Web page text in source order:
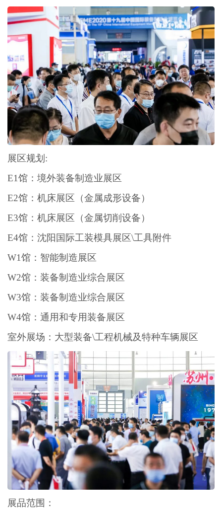
展区规划:
E1馆：境外装备制造业展区
E2馆：机床展区（金属成形设备）
E3馆：机床展区（金属切削设备）
E4馆：沈阳国际工装模具展区\工具附件
W1馆：智能制造展区
W2馆：装备制造业综合展区
W3馆：装备制造业综合展区
W4馆：通用和专用装备展区
室外展场：大型装备\工程机械及特种车辆展区
展品范围：